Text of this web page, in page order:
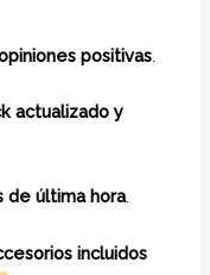
positivas
actualizado y
de última hora.
incluidos